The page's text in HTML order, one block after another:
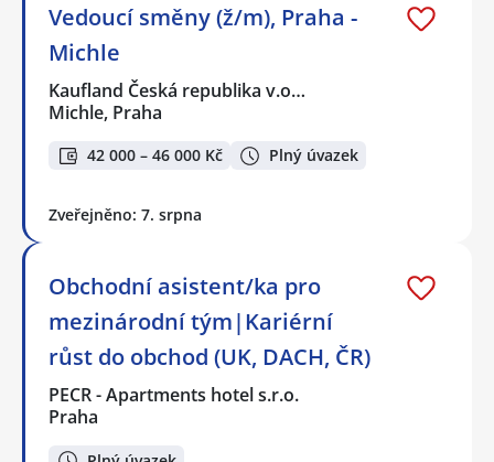
Vedoucí směny (ž/m), Praha -
Michle
Kaufland Česká republika v.o…
Michle, Praha
42 000 – 46 000 Kč Plný úvazek
Zveřejněno: 7. srpna
Obchodní asistent/ka pro
mezinárodní tým|Kariérní
růst do obchod (UK, DACH, ČR)
PECR - Apartments hotel s.r.o.
Praha